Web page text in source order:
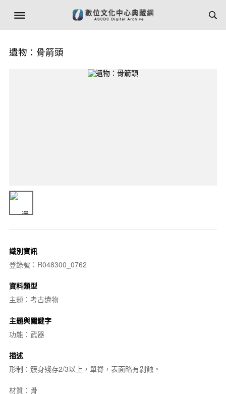
遺物：骨箭頭
識別資訊
登錄號：R048300_0762
資料類型
主題：考古遺物
主題與關鍵字
功能：武器
描述
形制：簇身殘存2/3以上，單脊，表面略有剝蝕。
材質：骨